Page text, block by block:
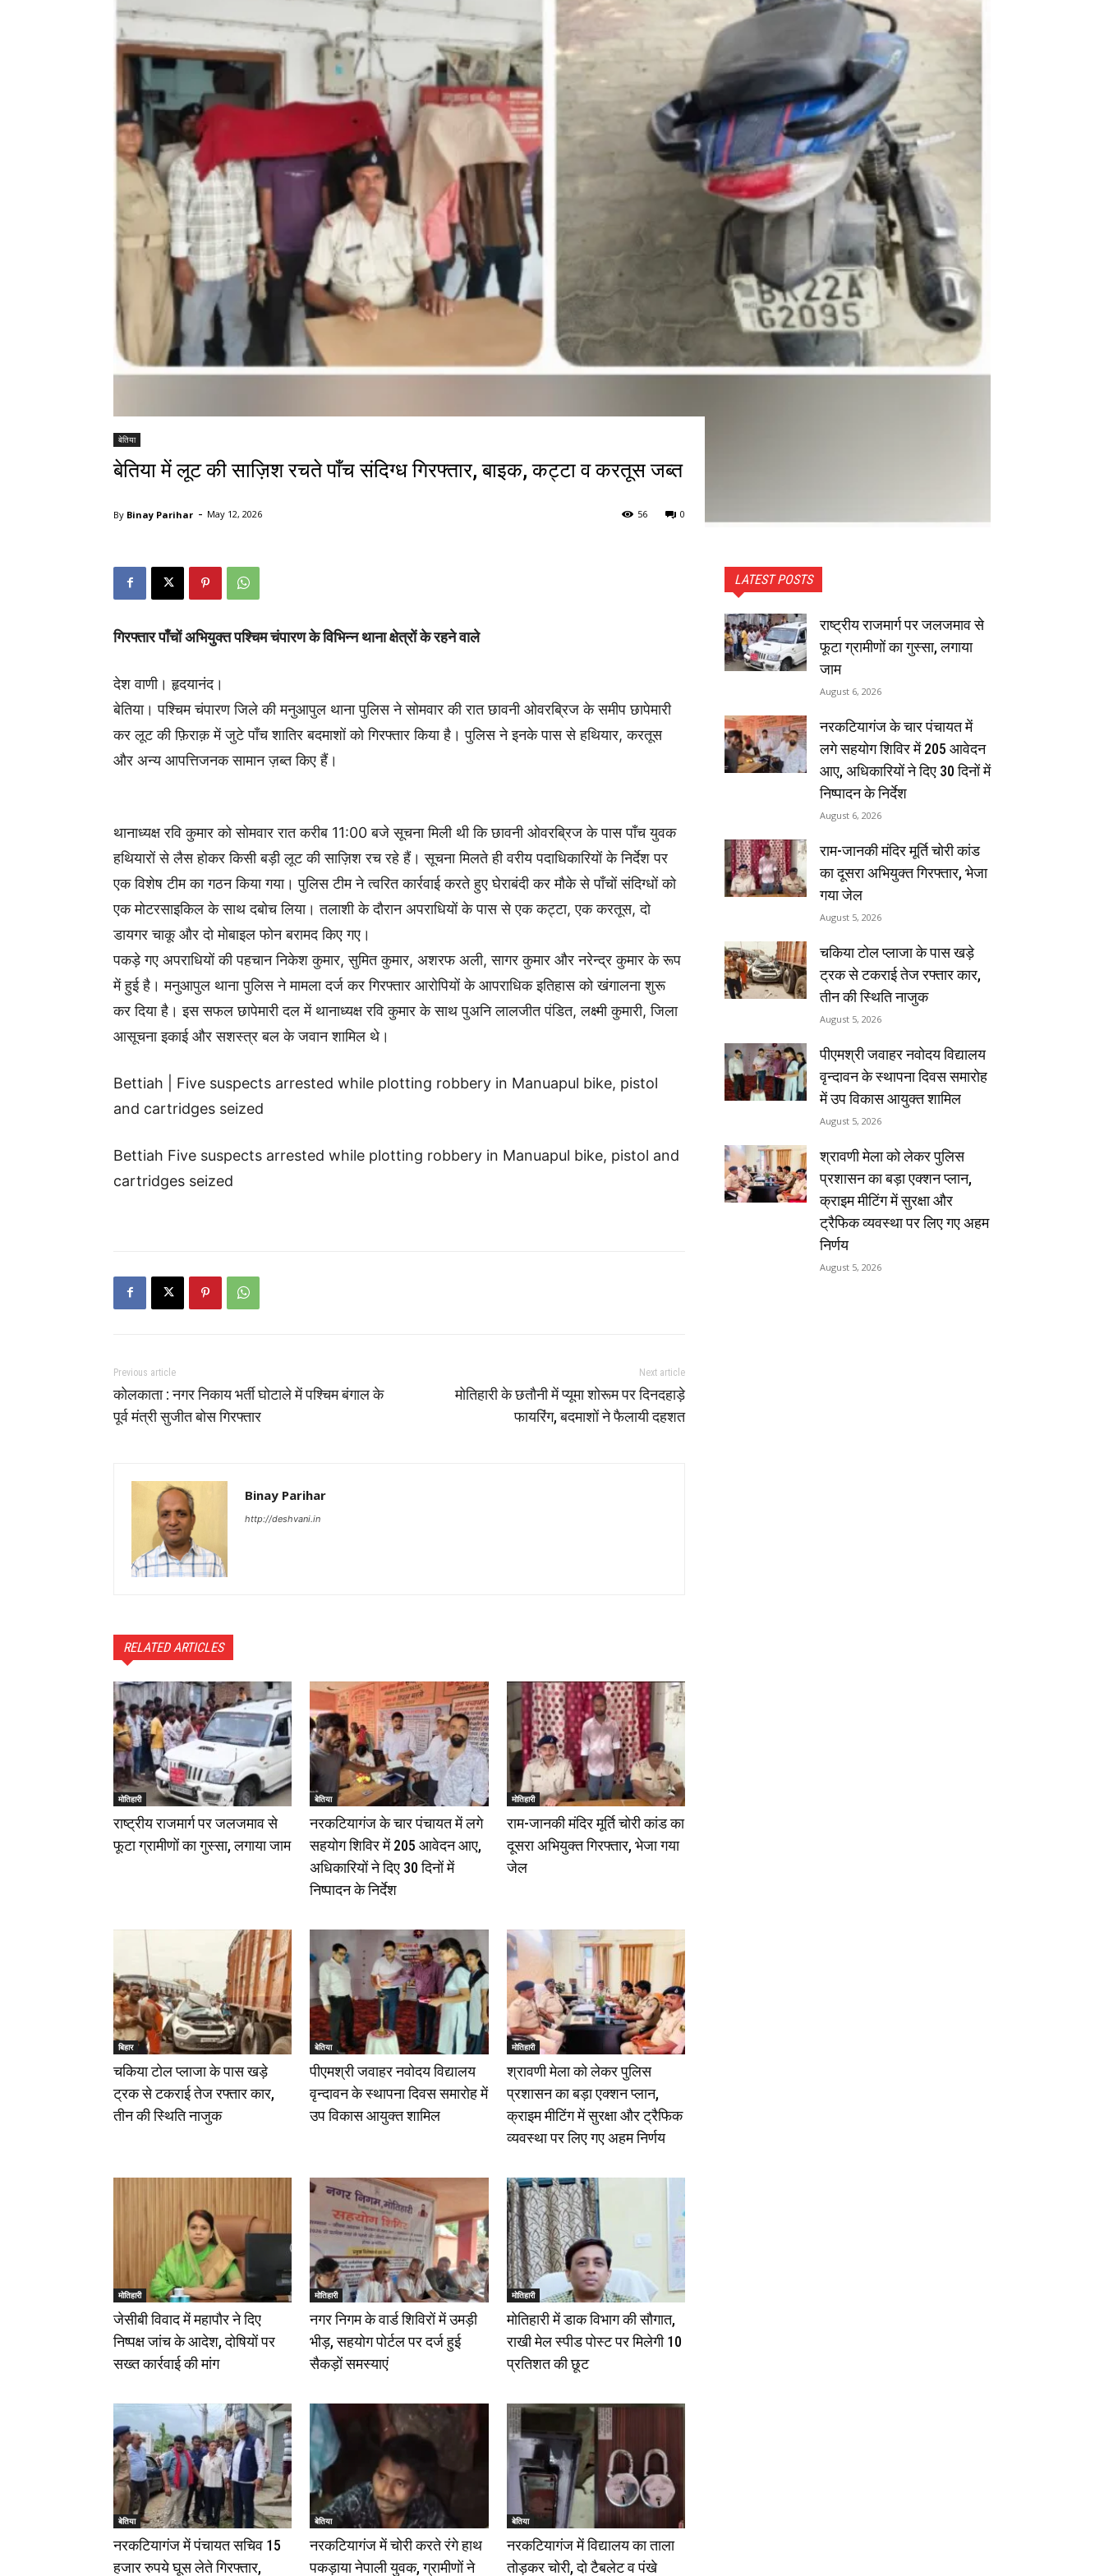
बेतिया
बेतिया में लूट की साज़िश रचते पाँच संदिग्ध गिरफ्तार, बाइक, कट्टा व करतूस जब्त
By Binay Parihar - May 12, 2026 0
56
गिरफ्तार पाँचों अभियुक्त पश्चिम चंपारण के विभिन्न थाना क्षेत्रों के रहने वाले
देश वाणी। हृदयानंद।
बेतिया। पश्चिम चंपारण जिले की मनुआपुल थाना पुलिस ने सोमवार की रात छावनी ओवरब्रिज के समीप छापेमारी
कर लूट की फ़िराक़ में जुटे पाँच शातिर बदमाशों को गिरफ्तार किया है। पुलिस ने इनके पास से हथियार, करतूस
और अन्य आपत्तिजनक सामान ज़ब्त किए हैं।
थानाध्यक्ष रवि कुमार को सोमवार रात करीब 11:00 बजे सूचना मिली थी कि छावनी ओवरब्रिज के पास पाँच युवक
हथियारों से लैस होकर किसी बड़ी लूट की साज़िश रच रहे हैं। सूचना मिलते ही वरीय पदाधिकारियों के निर्देश पर
एक विशेष टीम का गठन किया गया। पुलिस टीम ने त्वरित कार्रवाई करते हुए घेराबंदी कर मौके से पाँचों संदिग्धों को
एक मोटरसाइकिल के साथ दबोच लिया। तलाशी के दौरान अपराधियों के पास से एक कट्टा, एक करतूस, दो
डायगर चाकू और दो मोबाइल फोन बरामद किए गए।
पकड़े गए अपराधियों की पहचान निकेश कुमार, सुमित कुमार, अशरफ अली, सागर कुमार और नरेन्द्र कुमार के रूप
में हुई है। मनुआपुल थाना पुलिस ने मामला दर्ज कर गिरफ्तार आरोपियों के आपराधिक इतिहास को खंगालना शुरू
कर दिया है। इस सफल छापेमारी दल में थानाध्यक्ष रवि कुमार के साथ पुअनि लालजीत पंडित, लक्ष्मी कुमारी, जिला
आसूचना इकाई और सशस्त्र बल के जवान शामिल थे।
Bettiah | Five suspects arrested while plotting robbery in Manuapul bike, pistol
and cartridges seized
Bettiah Five suspects arrested while plotting robbery in Manuapul bike, pistol and
cartridges seized
Previous article
कोलकाता : नगर निकाय भर्ती घोटाले में पश्चिम बंगाल के
पूर्व मंत्री सुजीत बोस गिरफ्तार
Next article
मोतिहारी के छतौनी में प्यूमा शोरूम पर दिनदहाड़े
फायरिंग, बदमाशों ने फैलायी दहशत
Binay Parihar
http://deshvani.in
RELATED ARTICLES
मोतिहारी
राष्ट्रीय राजमार्ग पर जलजमाव से
फूटा ग्रामीणों का गुस्सा, लगाया जाम
बेतिया
नरकटियागंज के चार पंचायत में लगे
सहयोग शिविर में 205 आवेदन आए,
अधिकारियों ने दिए 30 दिनों में
निष्पादन के निर्देश
मोतिहारी
राम-जानकी मंदिर मूर्ति चोरी कांड का
दूसरा अभियुक्त गिरफ्तार, भेजा गया
जेल
बिहार
चकिया टोल प्लाजा के पास खड़े
ट्रक से टकराई तेज रफ्तार कार,
तीन की स्थिति नाजुक
बेतिया
पीएमश्री जवाहर नवोदय विद्यालय
वृन्दावन के स्थापना दिवस समारोह में
उप विकास आयुक्त शामिल
मोतिहारी
श्रावणी मेला को लेकर पुलिस
प्रशासन का बड़ा एक्शन प्लान,
क्राइम मीटिंग में सुरक्षा और ट्रैफिक
व्यवस्था पर लिए गए अहम निर्णय
मोतिहारी
जेसीबी विवाद में महापौर ने दिए
निष्पक्ष जांच के आदेश, दोषियों पर
सख्त कार्रवाई की मांग
मोतिहारी
नगर निगम के वार्ड शिविरों में उमड़ी
भीड़, सहयोग पोर्टल पर दर्ज हुई
सैकड़ों समस्याएं
मोतिहारी
मोतिहारी में डाक विभाग की सौगात,
राखी मेल स्पीड पोस्ट पर मिलेगी 10
प्रतिशत की छूट
बेतिया
नरकटियागंज में पंचायत सचिव 15
हजार रुपये घूस लेते गिरफ्तार,
बेतिया
नरकटियागंज में चोरी करते रंगे हाथ
पकड़ाया नेपाली युवक, ग्रामीणों ने
बेतिया
नरकटियागंज में विद्यालय का ताला
तोड़कर चोरी, दो टैबलेट व पंखे
LATEST POSTS
राष्ट्रीय राजमार्ग पर जलजमाव से
फूटा ग्रामीणों का गुस्सा, लगाया
जाम
August 6, 2026
नरकटियागंज के चार पंचायत में
लगे सहयोग शिविर में 205 आवेदन
आए, अधिकारियों ने दिए 30 दिनों में
निष्पादन के निर्देश
August 6, 2026
राम-जानकी मंदिर मूर्ति चोरी कांड
का दूसरा अभियुक्त गिरफ्तार, भेजा
गया जेल
August 5, 2026
चकिया टोल प्लाजा के पास खड़े
ट्रक से टकराई तेज रफ्तार कार,
तीन की स्थिति नाजुक
August 5, 2026
पीएमश्री जवाहर नवोदय विद्यालय
वृन्दावन के स्थापना दिवस समारोह
में उप विकास आयुक्त शामिल
August 5, 2026
श्रावणी मेला को लेकर पुलिस
प्रशासन का बड़ा एक्शन प्लान,
क्राइम मीटिंग में सुरक्षा और
ट्रैफिक व्यवस्था पर लिए गए अहम
निर्णय
August 5, 2026